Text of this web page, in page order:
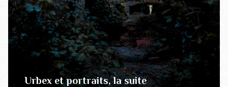
Urbex et portraits, la suite